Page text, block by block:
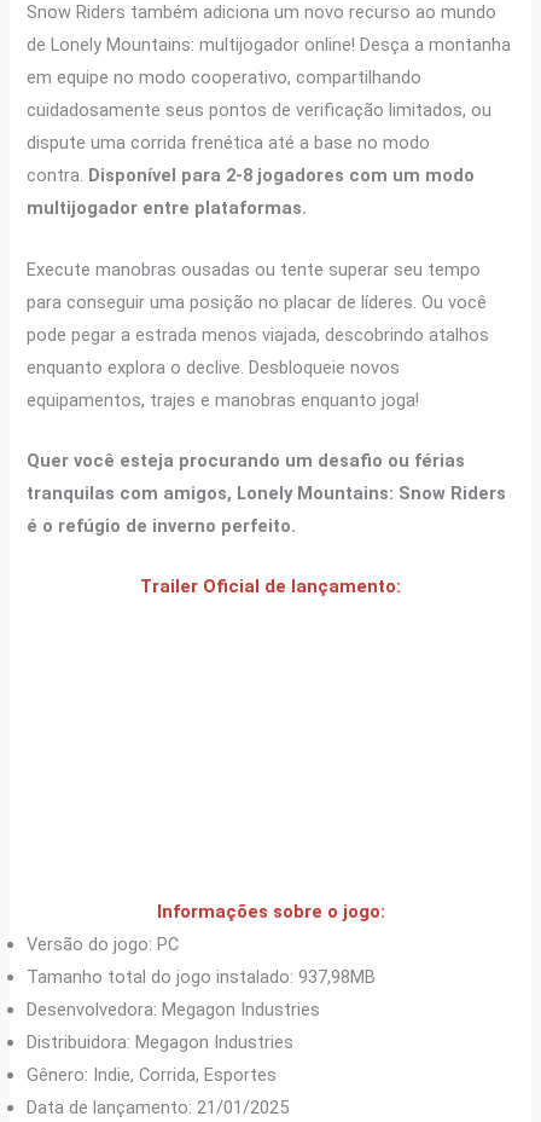
Snow Riders também adiciona um novo recurso ao mundo
de Lonely Mountains: multijogador online! Desça a montanha
em equipe no modo cooperativo, compartilhando
cuidadosamente seus pontos de verificação limitados, ou
dispute uma corrida frenética até a base no modo
contra. Disponível para 2-8 jogadores com um modo
multijogador entre plataformas.
Execute manobras ousadas ou tente superar seu tempo
para conseguir uma posição no placar de líderes. Ou você
pode pegar a estrada menos viajada, descobrindo atalhos
enquanto explora o declive. Desbloqueie novos
equipamentos, trajes e manobras enquanto joga!
Quer você esteja procurando um desafio ou férias
tranquilas com amigos, Lonely Mountains: Snow Riders
é o refúgio de inverno perfeito.
Trailer Oficial de lançamento:
Informações sobre o jogo:
Versão do jogo: PC
Tamanho total do jogo instalado: 937,98MB
Desenvolvedora: Megagon Industries
Distribuidora: Megagon Industries
Gênero: Indie, Corrida, Esportes
Data de lançamento: 21/01/2025